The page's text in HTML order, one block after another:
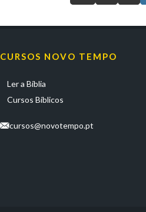
CURSOS NOVO TEMPO
Ler a Bíblia
Cursos Bíblicos
cursos@novotempo.pt